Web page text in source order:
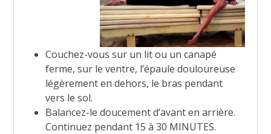
Couchez-vous sur un lit ou un canapé
ferme, sur le ventre, l’épaule douloureuse
légèrement en dehors, le bras pendant
vers le sol.
Balancez-le doucement d’avant en arrière.
Continuez pendant 15 à 30 MINUTES.